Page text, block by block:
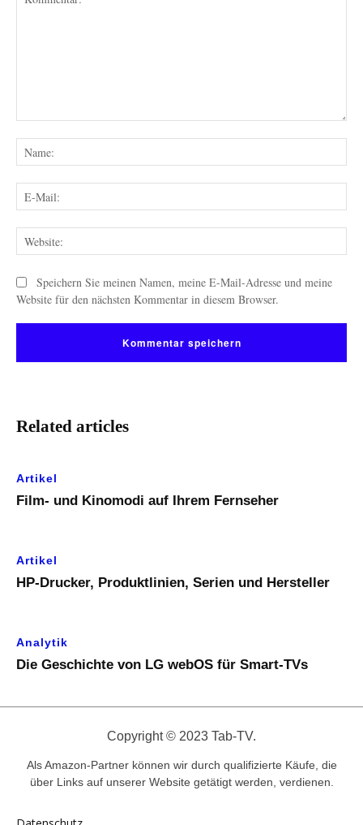
Speichern Sie meinen Namen, meine E-Mail-Adresse und meine
Website für den nächsten Kommentar in diesem Browser.
Related articles
Artikel
Film- und Kinomodi auf Ihrem Fernseher
Artikel
HP-Drucker, Produktlinien, Serien und Hersteller
Analytik
Die Geschichte von LG webOS für Smart-TVs
Copyright © 2023 Tab-TV.
Als Amazon-Partner können wir durch qualifizierte Käufe, die
über Links auf unserer Website getätigt werden, verdienen.